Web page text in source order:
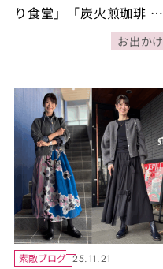
り食堂」「炭火煎珈琲 利
休」で過ごすランチ＆コ
お出かけ
素敵ブログ 25.11.21